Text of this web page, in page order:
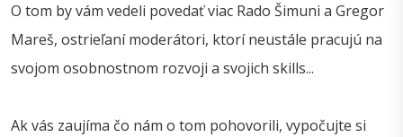
O tom by vám vedeli povedať viac Rado Šimuni a Gregor
Mareš, ostrieľaní moderátori, ktorí neustále pracujú na
svojom osobnostnom rozvoji a svojich skills...
Ak vás zaujíma čo nám o tom pohovorili, vypočujte si